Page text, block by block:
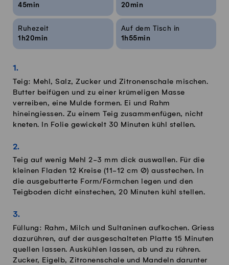
45min
20min
Ruhezeit
1h20min
Auf dem Tisch in
1h55min
Teig: Mehl, Salz, Zucker und Zitronenschale mischen.
Butter beifügen und zu einer krümeligen Masse
verreiben, eine Mulde formen. Ei und Rahm
hineingiessen. Zu einem Teig zusammenfügen, nicht
kneten. In Folie gewickelt 30 Minuten kühl stellen.
Teig auf wenig Mehl 2-3 mm dick auswallen. Für die
kleinen Fladen 12 Kreise (11-12 cm Ø) ausstechen. In
die ausgebutterte Form/Förmchen legen und den
Teigboden dicht einstechen, 20 Minuten kühl stellen.
Füllung: Rahm, Milch und Sultaninen aufkochen. Griess
dazurühren, auf der ausgeschalteten Platte 15 Minuten
quellen lassen. Auskühlen lassen, ab und zu rühren.
Zucker, Eigelb, Zitronenschale und Mandeln darunter